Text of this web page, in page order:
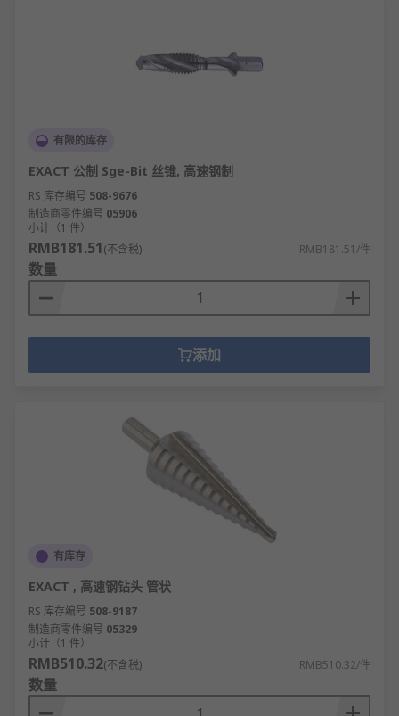
有限的库存
EXACT 公制 Sge-Bit 丝锥, 高速钢制
RS 库存编号 508-9676
制造商零件编号 05906
小计（1 件）
RMB181.51(不含税) RMB181.51/件
数量
添加
有库存
EXACT , 高速钢钻头 管状
RS 库存编号 508-9187
制造商零件编号 05329
小计（1 件）
RMB510.32(不含税) RMB510.32/件
数量